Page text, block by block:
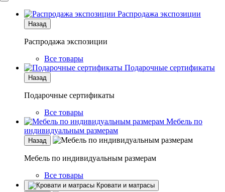
Распродажа экспозиции
Назад
Распродажа экспозиции
Все товары
Подарочные сертификаты
Назад
Подарочные сертификаты
Все товары
Мебель по
индивидуальным размерам
Назад
Мебель по индивидуальным размерам
Все товары
Кровати и матрасы